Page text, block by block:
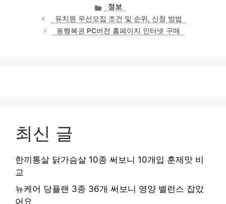
카
테
고
리
정보
유치원 우선모집 조건 및 순위, 신청 방법
동행복권 PC버전 홈페이지 인터넷 구매
최신 글
한끼통살 닭가슴살 10종 써보니 10개입 훈제맛 비
교
뉴케어 당플랜 3종 36개 써보니 영양 밸런스 잡았
어요